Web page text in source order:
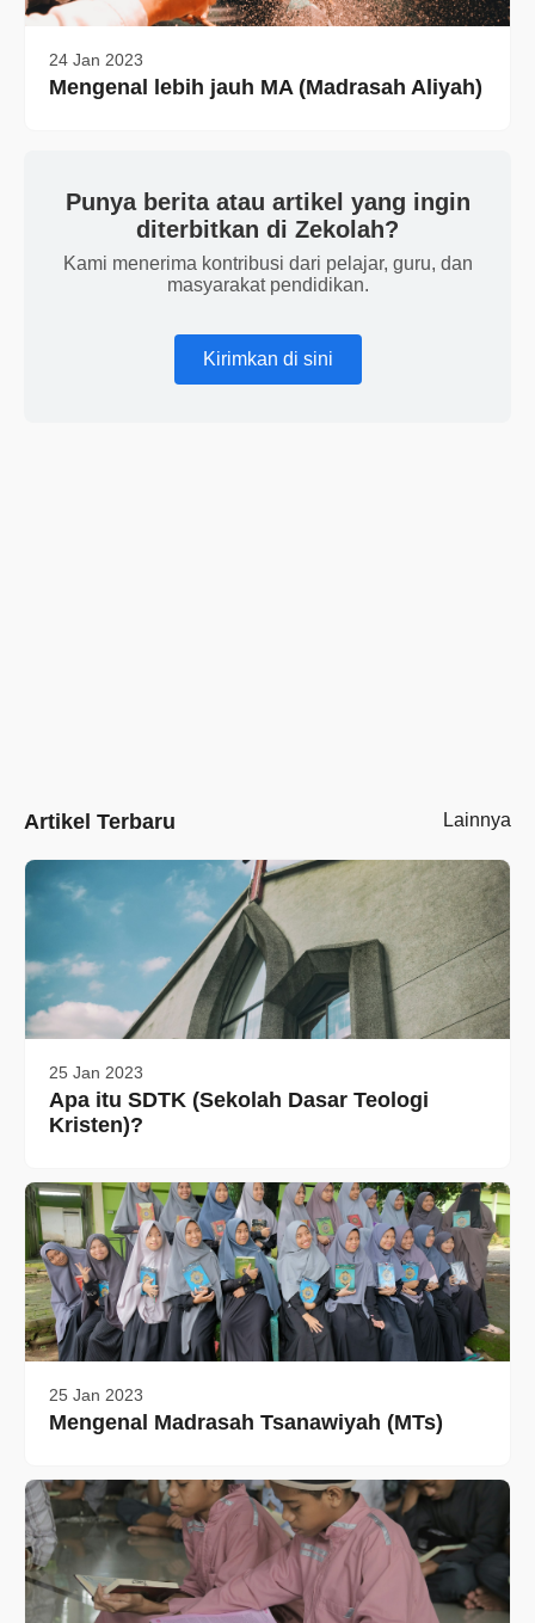
24 Jan 2023
Mengenal lebih jauh MA (Madrasah Aliyah)
Punya berita atau artikel yang ingin
diterbitkan di Zekolah?
Kami menerima kontribusi dari pelajar, guru, dan
masyarakat pendidikan.
Kirimkan di sini
Artikel Terbaru Lainnya
25 Jan 2023
Apa itu SDTK (Sekolah Dasar Teologi
Kristen)?
25 Jan 2023
Mengenal Madrasah Tsanawiyah (MTs)